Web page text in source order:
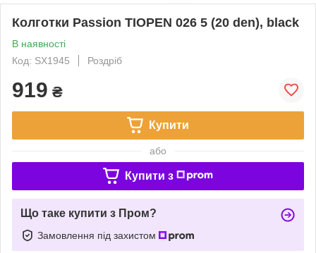
Колготки Passion TIOPEN 026 5 (20 den), black
В наявності
Код: SX1945
Роздріб
919 ₴
Купити
або
Купити з
Що таке купити з Пром?
Замовлення під захистом